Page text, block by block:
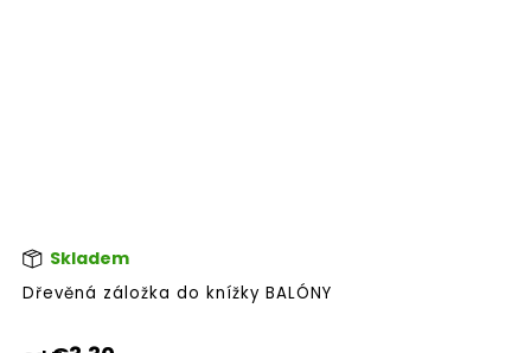
Dřevěná záložka do knížky BALÓNY
Skladem